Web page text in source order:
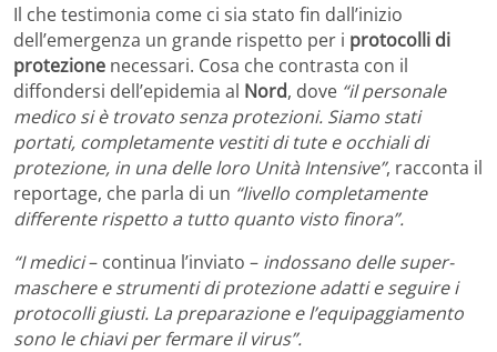
Il che testimonia come ci sia stato fin dall’inizio
dell’emergenza un grande rispetto per i protocolli di
protezione necessari. Cosa che contrasta con il
diffondersi dell’epidemia al Nord, dove “il personale
medico si è trovato senza protezioni. Siamo stati
portati, completamente vestiti di tute e occhiali di
protezione, in una delle loro Unità Intensive”, racconta il
reportage, che parla di un “livello completamente
differente rispetto a tutto quanto visto finora”.
“I medici– continua l’inviato – indossano delle super-
maschere e strumenti di protezione adatti e seguire i
protocolli giusti. La preparazione e l’equipaggiamento
sono le chiavi per fermare il virus”.